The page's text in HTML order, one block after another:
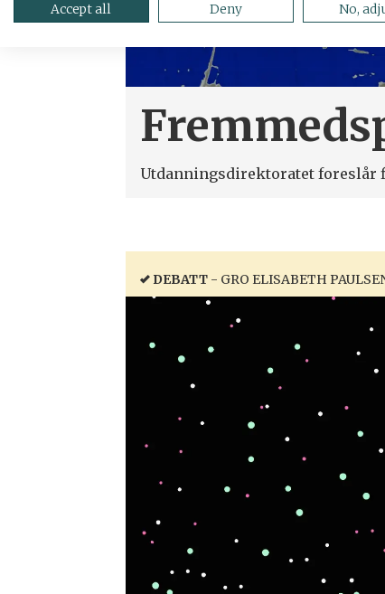
Utdanningsdirektoratet foreslår
DEBATT - GRO ELISABETH
Accept all Deny No,